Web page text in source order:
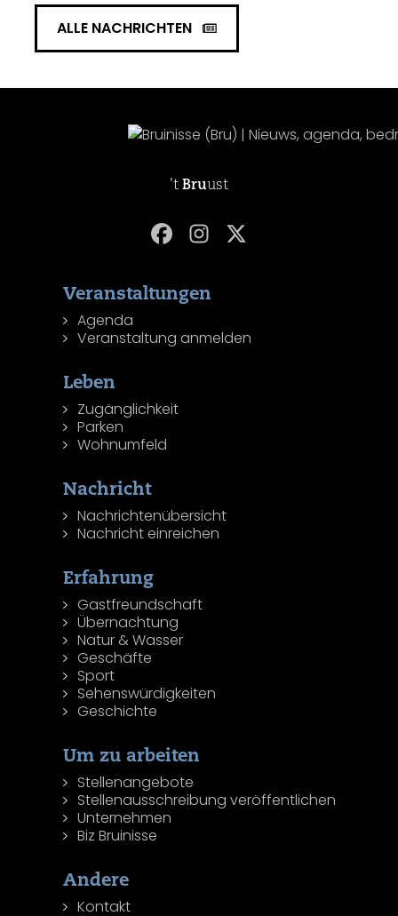
ALLE NACHRICHTEN
't Bruust
Veranstaltungen
Agenda
Veranstaltung anmelden
Leben
Zugänglichkeit
Parken
Wohnumfeld
Nachricht
Nachrichtenübersicht
Nachricht einreichen
Erfahrung
Gastfreundschaft
Übernachtung
Natur & Wasser
Geschäfte
Sport
Sehenswürdigkeiten
Geschichte
Um zu arbeiten
Stellenangebote
Stellenausschreibung veröffentlichen
Unternehmen
Biz Bruinisse
Andere
Kontakt